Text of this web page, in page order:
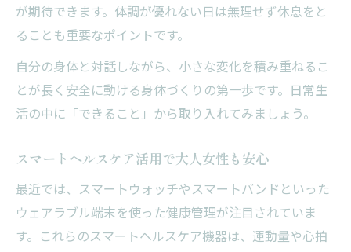
が期待できます。体調が優れない日は無理せず休息をと
ることも重要なポイントです。
自分の身体と対話しながら、小さな変化を積み重ねるこ
とが長く安全に動ける身体づくりの第一歩です。日常生
活の中に「できること」から取り入れてみましょう。
スマートヘルスケア活用で大人女性も安心
最近では、スマートウォッチやスマートバンドといった
ウェアラブル端末を使った健康管理が注目されていま
す。これらのスマートヘルスケア機器は、運動量や心拍